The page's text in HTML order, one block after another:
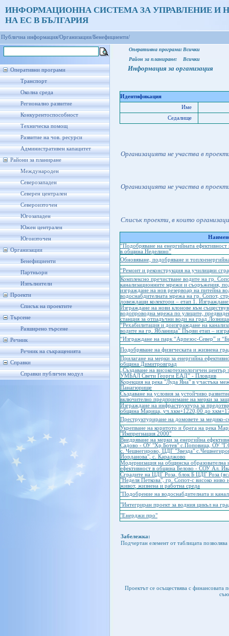
ИНФОРМАЦИОННА СИСТЕМА ЗА УПРАВЛЕНИЕ И
НА ЕС В БЪЛГАРИЯ
Публична информация/Организации/Бенефициенти/
Оперативни програми
Транспорт
Околна среда
Регионално развитие
Конкурентоспособност
Техническа помощ
Развитие на чов. ресурси
Административен капацитет
Райони за планиране
Международен
Северозападен
Северен централен
Североизточен
Югозападен
Южен централен
Югоизточен
Организации
Бенефициенти
Партньори
Изпълнители
Проекти
Списък на проектите
Търсене
Разширено търсене
Речник
Речник на съкращенията
Справки
Справки публичен модул
Оперативна програма: Всички
Район за планиране:
Всички
Информация за организация
Идентификация
Име
Седалище
Организацията не участва в
Организацията не участва в
Списък проекти, в които
“Подобряване на енергийната
в община Неделино”
Обновяване, подобряване и
“Ремонт и реконструкция на училищни
Комплексно пречистване водите на гр.
канализационните мрежи и съоръжения,
изграждане на нов резервоар на питейна
водоснабдителната мрежа на гр. Сопот,
довеждащи колектори – етап 1.
Изграждане на нови клонове към
водопроводна мрежа по улиците,
станция за отпадъчни води на град
“Рехабилитация и доизграждане на
водите на гр. Ябланица” Първи етап –
“Изграждане на парк “Арпезос-Север” и
Подобряване на физическата и жизнена
Прилагане на мерки за енергийна
община Димитровград
„Създаване на високотехнологичен
УМБАЛ Свети Георги ЕАД” - Пловдив
Корекция на река "Луда Яна" в участъка
Панагюрище
Създаване на условия за устойчиво
включително предприемане на мерки за
Изграждане на инфраструктура за
община Марица, уч.хкм+1220,00 до
Преструктуриране на домовете за медико-
Укрепване на коритото и брега на река
"Импрегнация 2000"
Внедряване на мерки за енергийна
Садово - ОУ "Хр.Ботев" с.Поповица, ОУ
с. Чешнегирово, ЦДГ "Звезда"
Йорданова", с. Караджово
Модернизация на общинска образователна
ефективност в община Белово - СОУ Ал.
Сградите на ЦДГ Роза, блок Б ЦДГ Роза
"Неделя Петкова", гр. Сопот-с високо ниво
живот, жизнена и работна среда
"Подобрение на водоснабдителната и
"Интегриран проект за водния цикъл на
"Енерджи про"
Забележка:
Подчертан елемент от таблицата
Проектът се осъществява с финансовата